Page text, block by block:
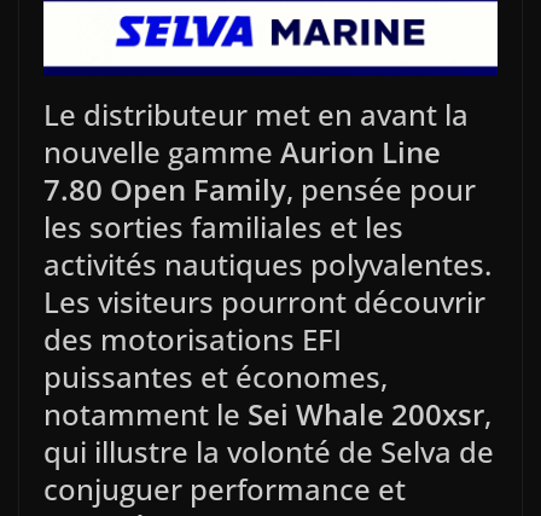
Le distributeur met en avant la
nouvelle gamme Aurion Line
7.80 Open Family, pensée pour
les sorties familiales et les
activités nautiques polyvalentes.
Les visiteurs pourront découvrir
des motorisations EFI
puissantes et économes,
notamment le Sei Whale 200xsr,
qui illustre la volonté de Selva de
conjuguer performance et